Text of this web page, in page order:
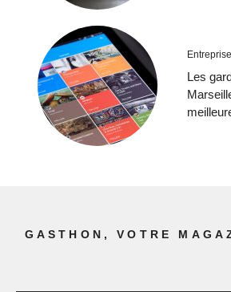
Entreprise
Les
GASTHON, VOTRE